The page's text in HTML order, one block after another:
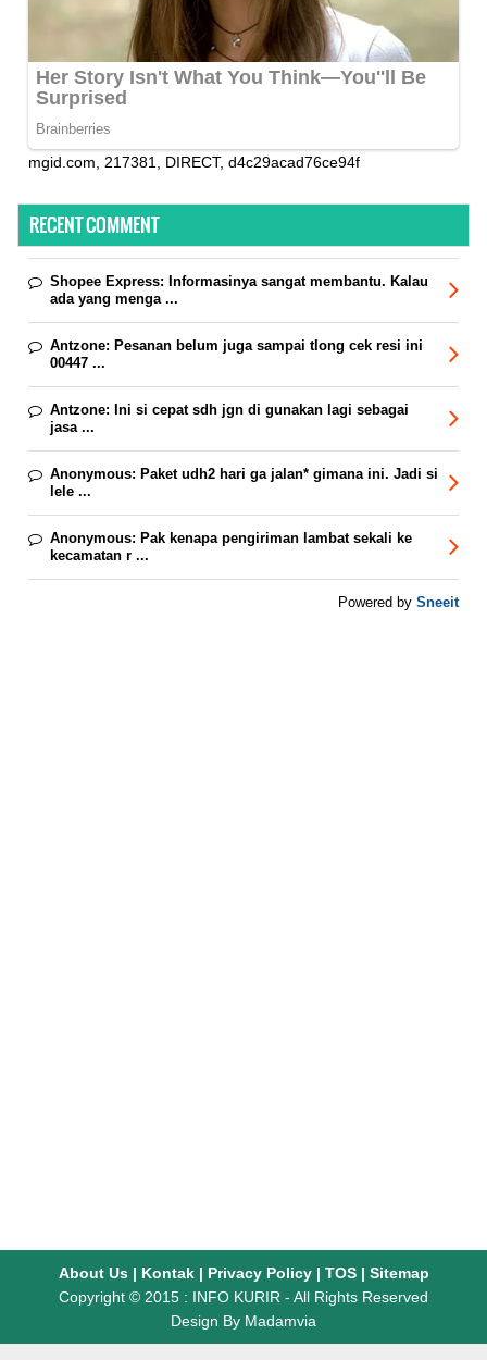
mgid.com, 217381, DIRECT, d4c29acad76ce94f
RECENT COMMENT
Shopee Express: Informasinya sangat membantu. Kalau
ada yang menga ...
Antzone: Pesanan belum juga sampai tlong cek resi ini
00447 ...
Antzone: Ini si cepat sdh jgn di gunakan lagi sebagai
jasa ...
Anonymous: Paket udh2 hari ga jalan* gimana ini. Jadi si
lele ...
Anonymous: Pak kenapa pengiriman lambat sekali ke
kecamatan r ...
Powered by Sneeit
About Us| Kontak| Privacy Policy| TOS| Sitemap
Copyright © 2015 : INFO KURIR - All Rights Reserved
Design By Madamvia